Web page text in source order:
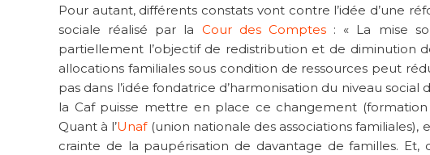
Pour autant, différents constats vont contre l’idée d’une
sociale réalisé par la Cour des Comptes: « La mise
partiellement l’objectif de redistribution et de diminution
allocations familiales sous condition de ressources peut
pas dans l’idée fondatrice d’harmonisation du niveau
la Caf puisse mettre en place ce changement
Quant à l’Unaf(union nationale des associations familiales),
crainte de la paupérisation de davantage de familles.